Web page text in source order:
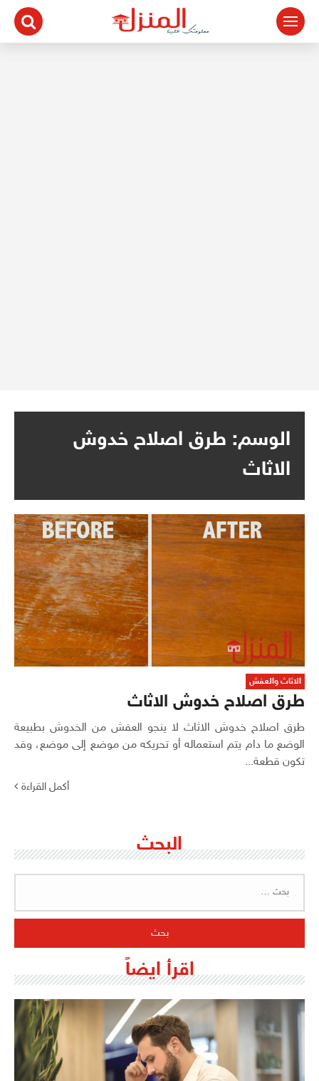
التجاوز
المحتوى
الوسم: طرق اصلاح خدوش
الاثاث
الاثاث والعفش
طرق اصلاح خدوش الاثاث
طرق اصلاح خدوش الاثاث لا ينجو العفش من الخدوش بطبيعة
الوضع ما دام يتم استعماله أو تحريكه من موضع إلى موضع، وقد
تكون قطعة...
أكمل القراءة
البحث
اقرأ ايضاً